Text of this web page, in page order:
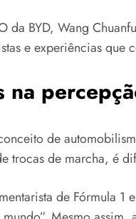
da BYD, Wang
e experiências
na
de
trocas de marcha, é
de Fórmula